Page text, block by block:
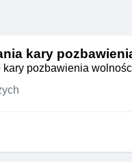
kary
pozbawienia